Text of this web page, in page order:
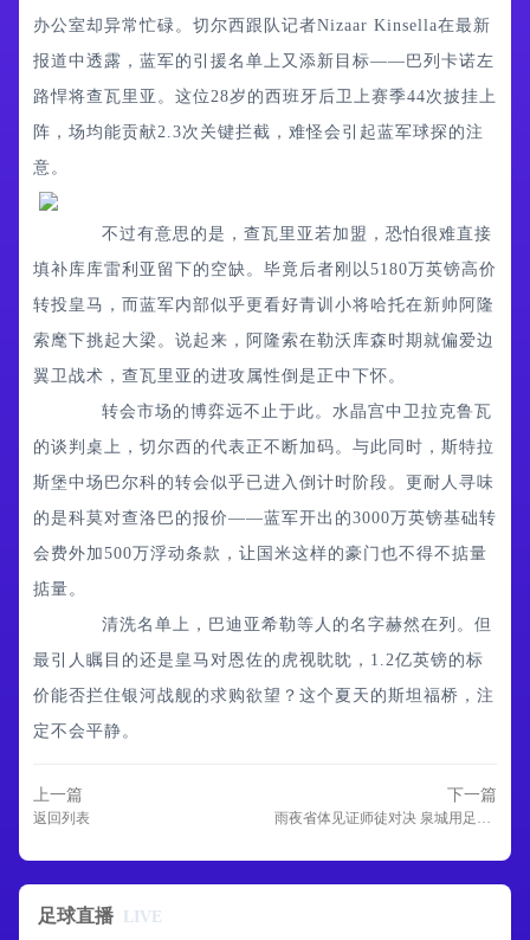
办公室却异常忙碌。切尔西跟队记者Nizaar Kinsella在最新
报道中透露，蓝军的引援名单上又添新目标——巴列卡诺左
路悍将查瓦里亚。这位28岁的西班牙后卫上赛季44次披挂上
阵，场均能贡献2.3次关键拦截，难怪会引起蓝军球探的注
意。
不过有意思的是，查瓦里亚若加盟，恐怕很难直接
填补库库雷利亚留下的空缺。毕竟后者刚以5180万英镑高价
转投皇马，而蓝军内部似乎更看好青训小将哈托在新帅阿隆
索麾下挑起大梁。说起来，阿隆索在勒沃库森时期就偏爱边
翼卫战术，查瓦里亚的进攻属性倒是正中下怀。
转会市场的博弈远不止于此。水晶宫中卫拉克鲁瓦
的谈判桌上，切尔西的代表正不断加码。与此同时，斯特拉
斯堡中场巴尔科的转会似乎已进入倒计时阶段。更耐人寻味
的是科莫对查洛巴的报价——蓝军开出的3000万英镑基础转
会费外加500万浮动条款，让国米这样的豪门也不得不掂量
掂量。
清洗名单上，巴迪亚希勒等人的名字赫然在列。但
最引人瞩目的还是皇马对恩佐的虎视眈眈，1.2亿英镑的标
价能否拦住银河战舰的求购欲望？这个夏天的斯坦福桥，注
定不会平静。
上一篇
返回列表
下一篇
雨夜省体见证师徒对决 泉城用足球为毕业生壮行
足球直播 LIVE